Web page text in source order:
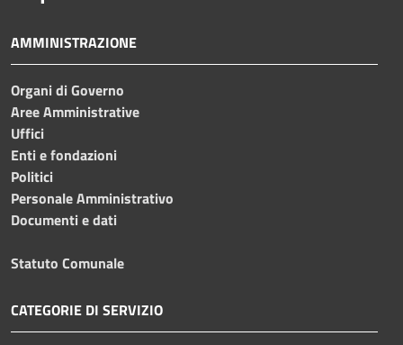
AMMINISTRAZIONE
Organi di Governo
Aree Amministrative
Uffici
Enti e fondazioni
Politici
Personale Amministrativo
Documenti e dati
Statuto Comunale
CATEGORIE DI SERVIZIO